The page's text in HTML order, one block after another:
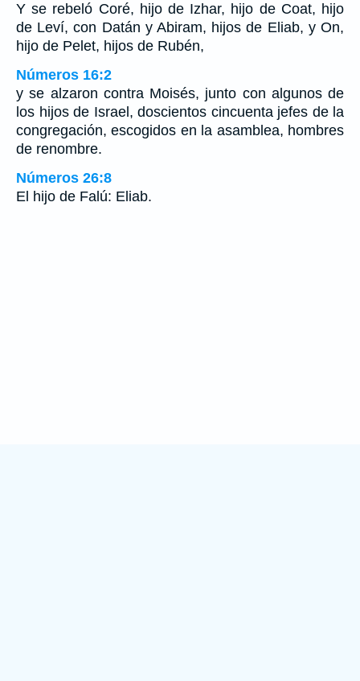
Y se rebeló Coré, hijo de Izhar, hijo de Coat, hijo
de Leví, con Datán y Abiram, hijos de Eliab, y On,
hijo de Pelet, hijos de Rubén,
Números 16:2
y se alzaron contra Moisés, junto con algunos de
los hijos de Israel, doscientos cincuenta jefes de la
congregación, escogidos en la asamblea, hombres
de renombre.
Números 26:8
El hijo de Falú: Eliab.